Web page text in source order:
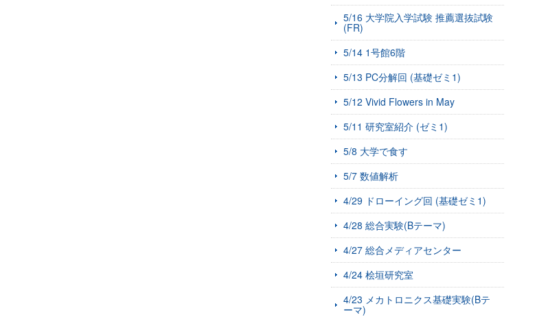
5/16 大学院入学試験 推薦選抜試験
(FR)
5/14 1号館6階
5/13 PC分解回 (基礎ゼミ1)
5/12 Vivid Flowers in May
5/11 研究室紹介 (ゼミ1)
5/8 大学で食す
5/7 数値解析
4/29 ドローイング回 (基礎ゼミ1)
4/28 総合実験(Bテーマ)
4/27 総合メディアセンター
4/24 桧垣研究室
4/23 メカトロニクス基礎実験(Bテ
ーマ)